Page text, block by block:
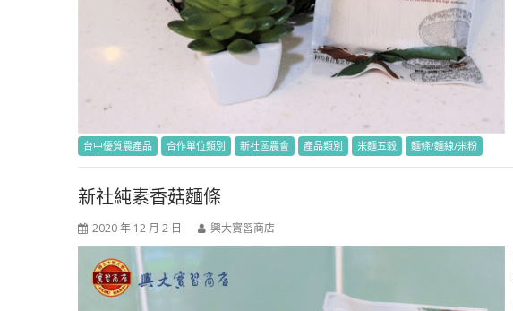
台中優質農產品 合作單位類別 新社區農會 產品類別 米麵五穀 麵條/麵線/米粉
新社純素香菇麵條
2020 年 12 月 2 日 興大實習商店